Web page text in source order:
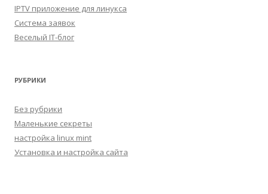
IPTV приложение для линукса
Система заявок
Веселый IT-блог
РУБРИКИ
Без рубрики
Маленькие секреты
настройка linux mint
Установка и настройка сайта